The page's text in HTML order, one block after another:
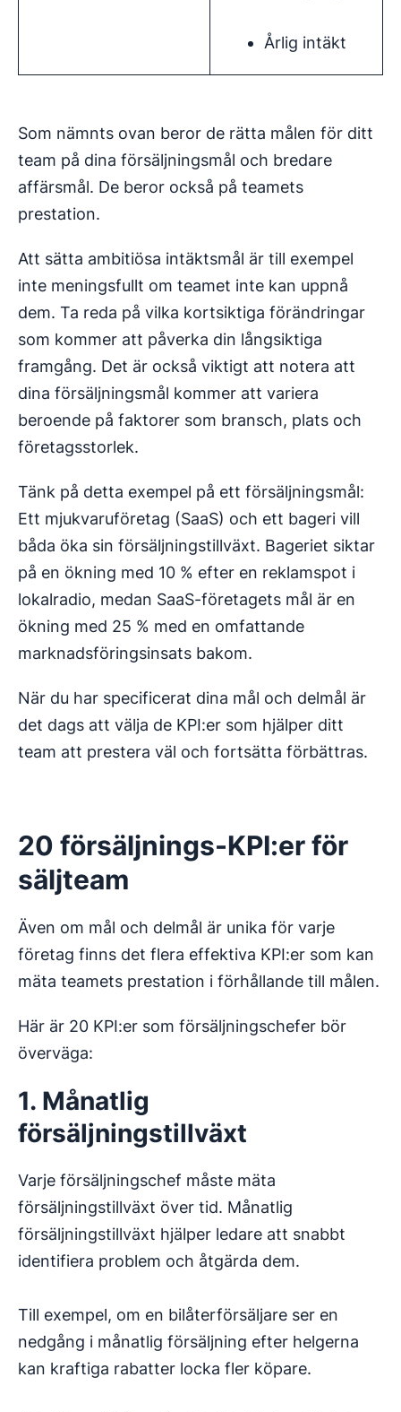
Årlig intäkt
Som nämnts ovan beror de rätta målen för ditt
team på dina försäljningsmål och bredare
affärsmål. De beror också på teamets
prestation.
Att sätta ambitiösa intäktsmål är till exempel
inte meningsfullt om teamet inte kan uppnå
dem. Ta reda på vilka kortsiktiga förändringar
som kommer att påverka din långsiktiga
framgång. Det är också viktigt att notera att
dina försäljningsmål kommer att variera
beroende på faktorer som bransch, plats och
företagsstorlek.
Tänk på detta exempel på ett försäljningsmål:
Ett mjukvaruföretag (SaaS) och ett bageri vill
båda öka sin försäljningstillväxt. Bageriet siktar
på en ökning med 10 % efter en reklamspot i
lokalradio, medan SaaS-företagets mål är en
ökning med 25 % med en omfattande
marknadsföringsinsats bakom.
När du har specificerat dina mål och delmål är
det dags att välja de KPI:er som hjälper ditt
team att prestera väl och fortsätta förbättras.
20 försäljnings-KPI:er för
säljteam
Även om mål och delmål är unika för varje
företag finns det flera effektiva KPI:er som kan
mäta teamets prestation i förhållande till målen.
Här är 20 KPI:er som försäljningschefer bör
överväga:
1. Månatlig
försäljningstillväxt
Varje försäljningschef måste mäta
försäljningstillväxt över tid. Månatlig
försäljningstillväxt hjälper ledare att snabbt
identifiera problem och åtgärda dem.
Till exempel, om en bilåterförsäljare ser en
nedgång i månatlig försäljning efter helgerna
kan kraftiga rabatter locka fler köpare.